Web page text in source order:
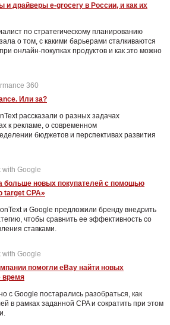
и драйверы e-grocery в России, и как их
по стратегическому планированию
о том, с какими барьерами сталкиваются
онлайн-покупках продуктов и как это можно
360
Или за?
рассказали о разных задачах
к рекламе, о современном
бюджетов и перспективах развития
with Google
больше новых покупателей с помощью
target CPA»
и Google предложили бренду внедрить
чтобы сравнить ее эффективность со
ставками.
with Google
помогли eBay найти новых
время
с Google постарались разобраться, как
в рамках заданной CPA и сократить при этом